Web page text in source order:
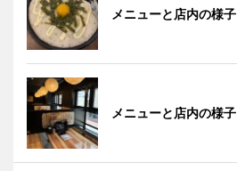
メニューと店内の様子
メニューと店内の様子